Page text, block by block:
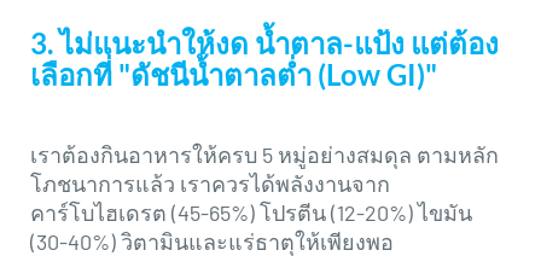
3. ไม่แนะนำให้งด น้ำตาล-แป้ง แต่ต้อง
เลือกที่ "ดัชนีน้ำตาลต่ำ (Low GI)"
เราต้องกินอาหารให้ครบ 5 หมู่อย่างสมดุล ตามหลัก
โภชนาการแล้ว เราควรได้พลังงานจาก
คาร์โบไฮเดรต (45-65%) โปรตีน (12-20%) ไขมัน
(30-40%) วิตามินและแร่ธาตุให้เพียงพอ